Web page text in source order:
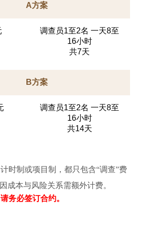
A方案
调查员1至2名 一天8至
16小时
共7天
B方案
调查员1至2名 一天8至
16小时
共14天
时制或项目制，都只包含“调查”费
成本与风险关系需额外计费。
务必签订合约。